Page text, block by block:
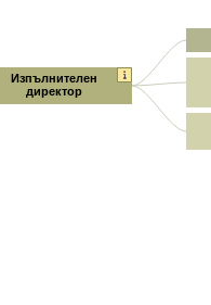
Изпълнителен
директор